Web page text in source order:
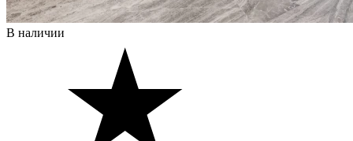
В наличии